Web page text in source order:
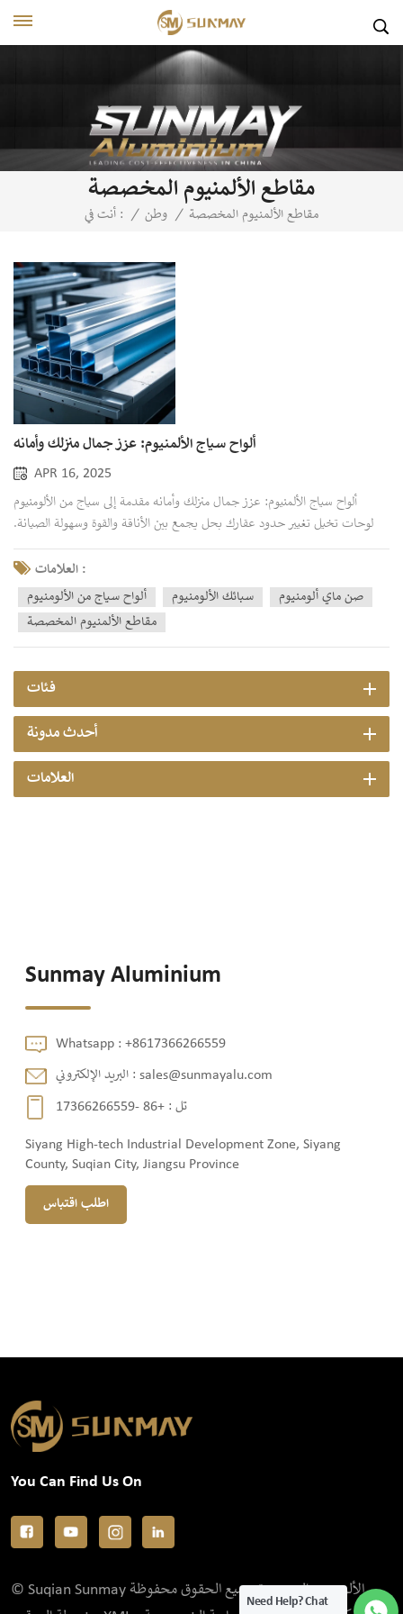
مقاطع الألمنيوم المخصصة
أنت في : / وطن / مقاطع الألمنيوم المخصصة
ألواح سياج الألمنيوم: عزز جمال منزلك وأمانه
APR 16, 2025
ألواح سياج الألمنيوم: عزز جمال منزلك وأمانه مقدمة إلى سياج من الألومنيوم
لوحات تخيل تغيير حدود عقارك بحل يجمع بين الأناقة والقوة وسهولة الصيانة.
أصبحت ألواح أسوار الألومنيوم الخيار الأمثل لأصحاب المنازل والشركات على حد
سواء، بفضل تنوعها المذهل وجاذبيتها الدائمة. ولكن لماذا اكتسبت هذه الألواح
كل...
العلامات :
ألواح سياج من الألومنيوم
سبائك الألومنيوم
صن ماي ألومنيوم
مقاطع الألمنيوم المخصصة
فئات
أحدث مدونة
العلامات
Sunmay Aluminium
Whatsapp :+8617366266559
البريد الإلكتروني :sales@sunmayalu.com
تل : +86 -17366266559
Siyang High-tech Industrial Development Zone, Siyang
County, Suqian City, Jiangsu Province
اطلب اقتباس
You Can Find Us On
© Suqian Sunmay الألومنيوم المحدودة جميع الحقوق محفوظة .
Need Help? Chat